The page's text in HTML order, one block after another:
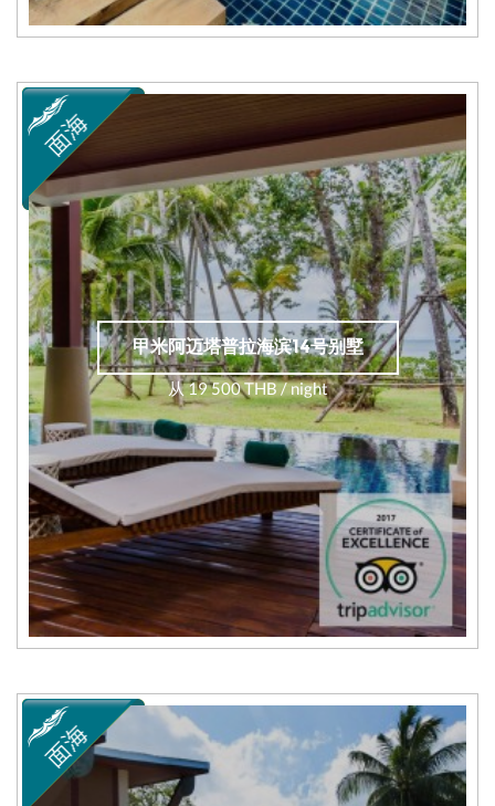
甲米阿迈塔普拉海滨14号别墅
从 19 500 THB / night